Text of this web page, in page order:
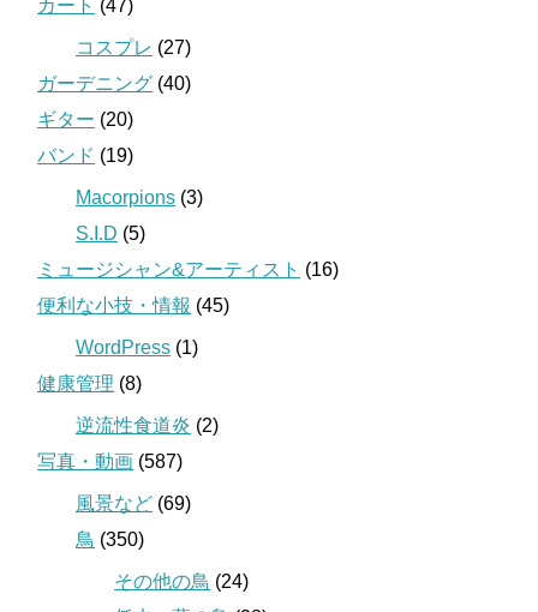
カート (47)
コスプレ (27)
ガーデニング (40)
ギター (20)
バンド (19)
Macorpions (3)
S.I.D (5)
ミュージシャン&アーティスト (16)
便利な小技・情報 (45)
WordPress (1)
健康管理 (8)
逆流性食道炎 (2)
写真・動画 (587)
風景など (69)
鳥 (350)
その他の鳥 (24)